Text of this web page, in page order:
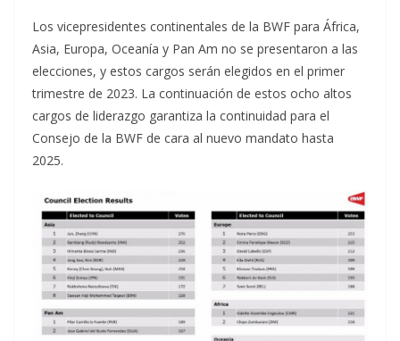
Los vicepresidentes continentales de la BWF para África,
Asia, Europa, Oceanía y Pan Am no se presentaron a las
elecciones, y estos cargos serán elegidos en el primer
trimestre de 2023. La continuación de estos ocho altos
cargos de liderazgo garantiza la continuidad para el
Consejo de la BWF de cara al nuevo mandato hasta
2025.